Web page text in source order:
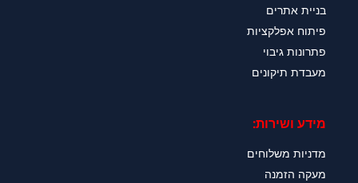
בניית אתרים
פיתוח אפלקציות
פתרונות גיבוי
מעבדת תיקונים
מידע ושירות:
מדניות משלוחים
מעקה הזמנה